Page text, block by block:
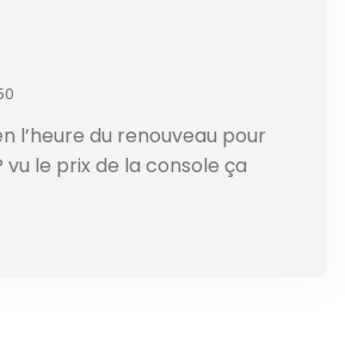
l’heure du renouveau pour
vu le prix de la console ça